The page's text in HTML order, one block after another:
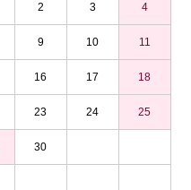
2 3 4
9 10 11
16 17 18
23 24 25
30